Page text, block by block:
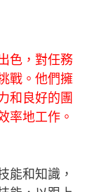
色，對任務
戰。他們擁
和良好的團
率地工作。
能和知識，